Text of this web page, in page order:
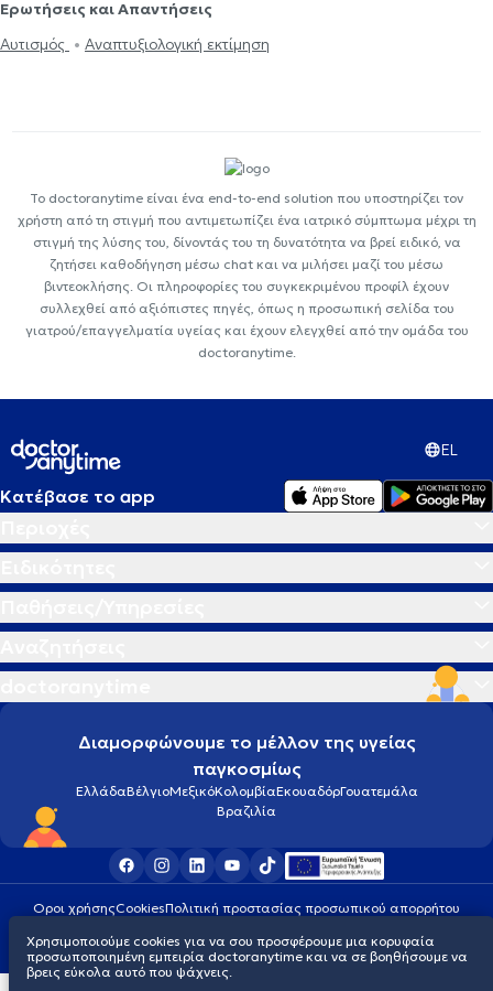
Ερωτήσεις και Απαντήσεις
Αυτισμός
Αναπτυξιολογική εκτίμηση
Το doctoranytime είναι ένα end-to-end solution που υποστηρίζει τον
χρήστη από τη στιγμή που αντιμετωπίζει ένα ιατρικό σύμπτωμα μέχρι τη
στιγμή της λύσης του, δίνοντάς του τη δυνατότητα να βρεί ειδικό, να
ζητήσει καθοδήγηση μέσω chat και να μιλήσει μαζί του μέσω
βιντεοκλήσης. Οι πληροφορίες του συγκεκριμένου προφίλ έχουν
συλλεχθεί από αξιόπιστες πηγές, όπως η προσωπική σελίδα του
γιατρού/επαγγελματία υγείας και έχουν ελεγχθεί από την ομάδα του
doctoranytime.
EL
Κατέβασε το app
Διαμορφώνουμε το μέλλον της υγείας
παγκοσμίως
ΕλλάδαΒέλγιοΜεξικόΚολομβίαΕκουαδόρΓουατεμάλα
Βραζιλία
Οροι χρήσηςCookiesΠολιτική προστασίας προσωπικού απορρήτου
Χρησιμοποιούμε cookies για να σου προσφέρουμε μια κορυφαία
προσωποποιημένη εμπειρία doctoranytime και να σε βοηθήσουμε να
βρεις εύκολα αυτό που ψάχνεις.